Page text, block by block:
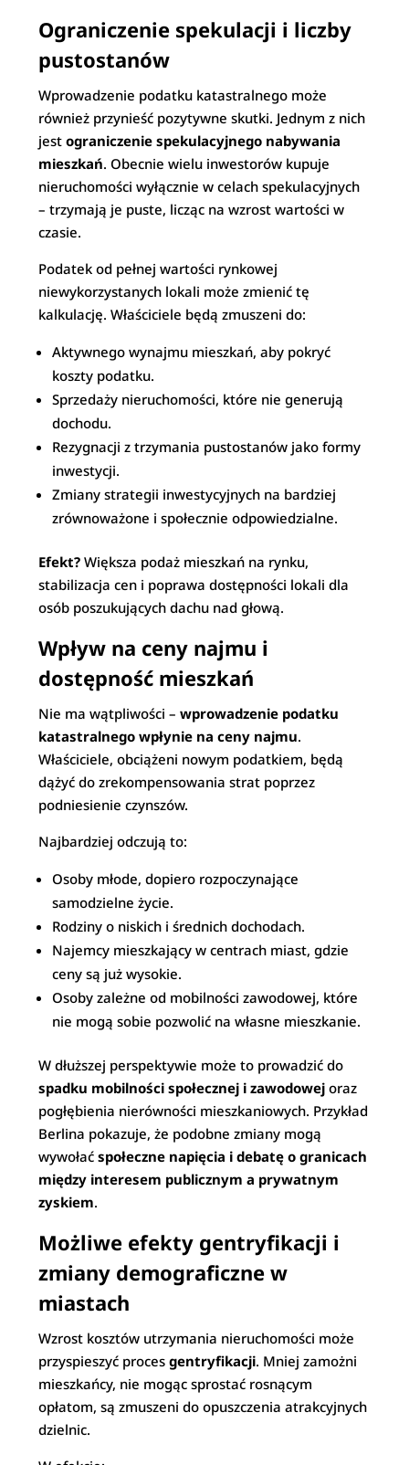
Ograniczenie spekulacji i liczby
pustostanów
Wprowadzenie podatku katastralnego może
również przynieść pozytywne skutki. Jednym z nich
jestograniczenie spekulacyjnego nabywania
mieszkań. Obecnie wielu inwestorów kupuje
nieruchomości wyłącznie w celach spekulacyjnych
– trzymają je puste, licząc na wzrost wartości w
czasie.
Podatek od pełnej wartości rynkowej
niewykorzystanych lokali może zmienić tę
kalkulację. Właściciele będą zmuszeni do:
Aktywnego wynajmu mieszkań, aby pokryć
koszty podatku.
Sprzedaży nieruchomości, które nie generują
dochodu.
Rezygnacji z trzymania pustostanów jako formy
inwestycji.
Zmiany strategii inwestycyjnych na bardziej
zrównoważone i społecznie odpowiedzialne.
Efekt? Większa podaż mieszkań na rynku,
stabilizacja cen i poprawa dostępności lokali dla
osób poszukujących dachu nad głową.
Wpływ na ceny najmu i
dostępność mieszkań
Nie ma wątpliwości –wprowadzenie podatku
katastralnego wpłynie na ceny najmu.
Właściciele, obciążeni nowym podatkiem, będą
dążyć do zrekompensowania strat poprzez
podniesienie czynszów.
Najbardziej odczują to:
Osoby młode, dopiero rozpoczynające
samodzielne życie.
Rodziny o niskich i średnich dochodach.
Najemcy mieszkający w centrach miast, gdzie
ceny są już wysokie.
Osoby zależne od mobilności zawodowej, które
nie mogą sobie pozwolić na własne mieszkanie.
W dłuższej perspektywie może to prowadzić do
spadku mobilności społecznej i zawodowej oraz
pogłębienia nierówności mieszkaniowych. Przykład
Berlina pokazuje, że podobne zmiany mogą
wywołaćspołeczne napięcia i debatę o granicach
między interesem publicznym a prywatnym
zyskiem.
Możliwe efekty gentryfikacji i
zmiany demograficzne w
miastach
Wzrost kosztów utrzymania nieruchomości może
przyspieszyć procesgentryfikacji. Mniej zamożni
mieszkańcy, nie mogąc sprostać rosnącym
opłatom, są zmuszeni do opuszczenia atrakcyjnych
dzielnic.